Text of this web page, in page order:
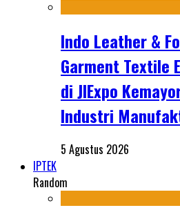
Indo Leather &
Garment Textile
di JIExpo
Industri
5 Agustus 2026
IPTEK
Random